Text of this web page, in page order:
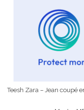
Teesh Zara – Jean coupé